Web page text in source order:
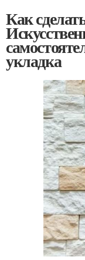
Как
укладка